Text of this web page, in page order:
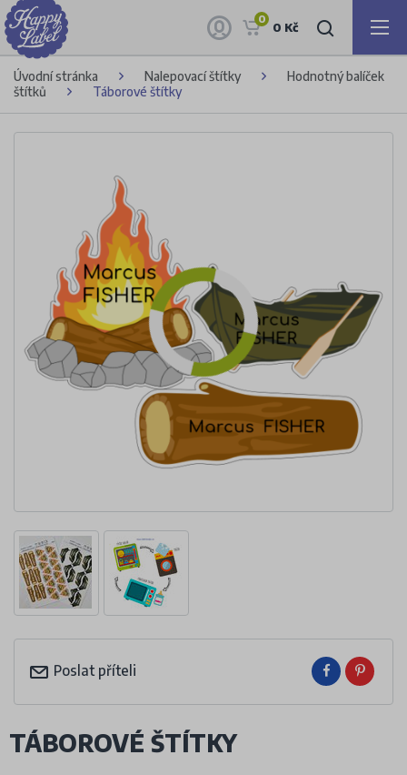
0
0 Kč
Úvodní stránka Nalepovací štítky
Hodnotný balíček
štítků
Táborové štítky
Poslat příteli
TÁBOROVÉ ŠTÍTKY